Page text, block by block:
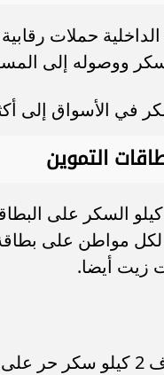
حملات
إلى المستهلك بسعر 27
إلى أكثر من 40
التموين